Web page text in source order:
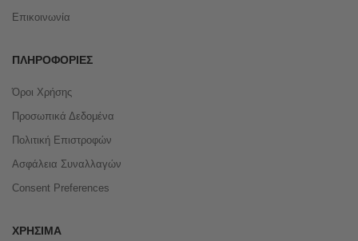
Επικοινωνία
ΠΛΗΡΟΦΟΡΊΕΣ
Όροι Χρήσης
Προσωπικά Δεδομένα
Πολιτική Επιστροφών
Ασφάλεια Συναλλαγών
Consent Preferences
ΧΡΉΣΙΜΑ